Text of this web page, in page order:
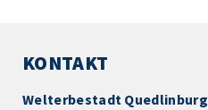
KONTAKT
Welterbestadt Quedlinburg